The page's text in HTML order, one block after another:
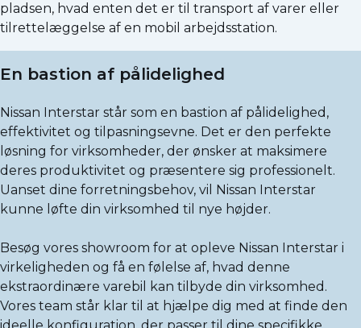
pladsen, hvad enten det er til transport af varer eller
tilrettelæggelse af en mobil arbejdsstation.
En bastion af pålidelighed
Nissan Interstar står som en bastion af pålidelighed,
effektivitet og tilpasningsevne. Det er den perfekte
løsning for virksomheder, der ønsker at maksimere
deres produktivitet og præsentere sig professionelt.
Uanset dine forretningsbehov, vil Nissan Interstar
kunne løfte din virksomhed til nye højder.
Besøg vores showroom for at opleve Nissan Interstar i
virkeligheden og få en følelse af, hvad denne
ekstraordinære varebil kan tilbyde din virksomhed.
Vores team står klar til at hjælpe dig med at finde den